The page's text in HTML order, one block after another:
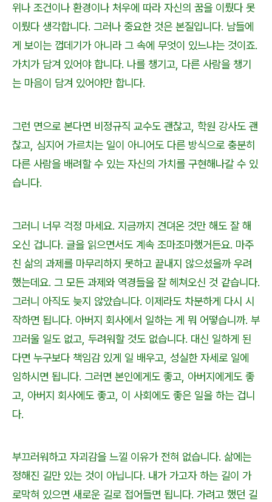
위나 조건이나 환경이나 처우에 따라 자신의 꿈을 이뤘다 못
이뤘다 생각합니다. 그러나 중요한 것은 본질입니다. 남들에
게 보이는 껍데기가 아니라 그 속에 무엇이 있느냐는 것이죠.
가치가 담겨 있어야 합니다. 나를 챙기고, 다른 사람을 챙기
는 마음이 담겨 있어야만 합니다.
그런 면으로 본다면 비정규직 교수도 괜찮고, 학원 강사도 괜
찮고, 심지어 가르치는 일이 아니어도 다른 방식으로 충분히
다른 사람을 배려할 수 있는 자신의 가치를 구현해나갈 수 있
습니다.
그러니 너무 걱정 마세요. 지금까지 견뎌온 것만 해도 잘 해
오신 겁니다. 글을 읽으면서도 계속 조마조마했거든요. 마주
친 삶의 과제를 마무리하지 못하고 끝내지 않으셨을까 우려
했는데요. 그 모든 과제와 역경들을 잘 헤쳐오신 것 같습니다.
그러니 아직도 늦지 않았습니다. 이제라도 차분하게 다시 시
작하면 됩니다. 아버지 회사에서 일하는 게 뭐 어떻습니까. 부
끄러울 일도 없고, 두려워할 것도 없습니다. 대신 일하게 된
다면 누구보다 책임감 있게 일 배우고, 성실한 자세로 일에
임하시면 됩니다. 그러면 본인에게도 좋고, 아버지에게도 좋
고, 아버지 회사에도 좋고, 이 사회에도 좋은 일을 하는 겁니
다.
부끄러워하고 자괴감을 느낄 이유가 전혀 없습니다. 삶에는
정해진 길만 있는 것이 아닙니다. 내가 가고자 하는 길이 가
로막혀 있으면 새로운 길로 접어들면 됩니다. 가려고 했던 길